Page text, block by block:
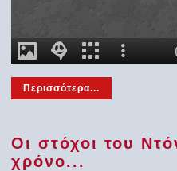
Περισσότερα...
Οι στόχοι του
χρόνο...